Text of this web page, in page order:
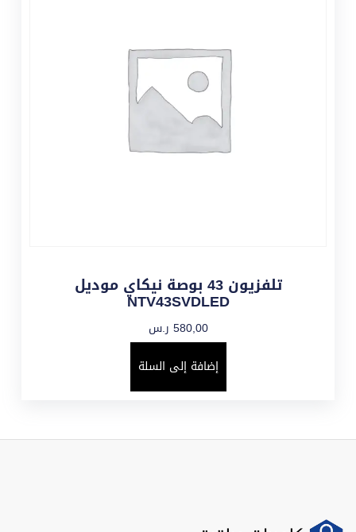
تلفزيون 43 بوصة نيكاي موديل
NTV43SVDLED
580,00 ر.س
إضافة إلى السلة